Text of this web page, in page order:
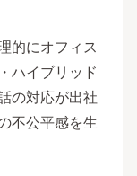
的にオフィス
ハイブリッド
の対応が出社
不公平感を生